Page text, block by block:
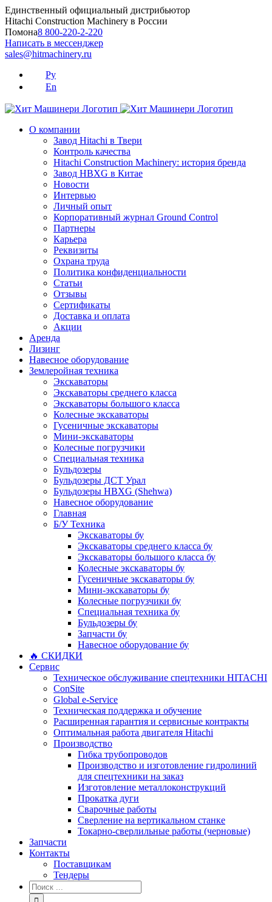
Skip
to
content
Единственный официальный дистрибьютор
Hitachi Construction Machinery в России
Помона8 800-220-2-220
Написать в мессенджер
sales@hitmachinery.ru
Ру
En
О компании
Завод Hitachi в Твери
Контроль качества
Hitachi Construction Machinery: история бренда
Завод HBXG в Китае
Новости
Интервью
Личный опыт
Корпоративный журнал Ground Control
Партнеры
Карьера
Реквизиты
Охрана труда
Политика конфиденциальности
Статьи
Отзывы
Сертификаты
Доставка и оплата
Акции
Аренда
Лизинг
Навесное оборудование
Землеройная техника
Экскаваторы
Экскаваторы среднего класса
Экскаваторы большого класса
Колесные экскаваторы
Гусеничные экскаваторы
Мини-экскаваторы
Колесные погрузчики
Специальная техника
Бульдозеры
Бульдозеры ДСТ Урал
Бульдозеры HBXG (Shehwa)
Навесное оборудование
Главная
Б/У Техника
Экскаваторы бу
Экскаваторы среднего класса бу
Экскаваторы большого класса бу
Колесные экскаваторы бу
Гусеничные экскаваторы бу
Мини-экскаваторы бу
Колесные погрузчики бу
Специальная техника бу
Бульдозеры бу
Запчасти бу
Навесное оборудование бу
🔥 СКИДКИ
Сервис
Техническое обслуживание спецтехники HITACHI
ConSite
Global e-Service
Техническая поддержка и обучение
Расширенная гарантия и сервисные контракты
Оптимальная работа двигателя Hitachi
Производство
Гибка трубопроводов
Производство и изготовление гидролиний
для спецтехники на заказ
Изготовление металлоконструкций
Прокатка дуги
Сварочные работы
Сверление на вертикальном станке
Токарно-сверлильные работы (черновые)
Запчасти
Контакты
Поставщикам
Тендеры
Результат
поиска: